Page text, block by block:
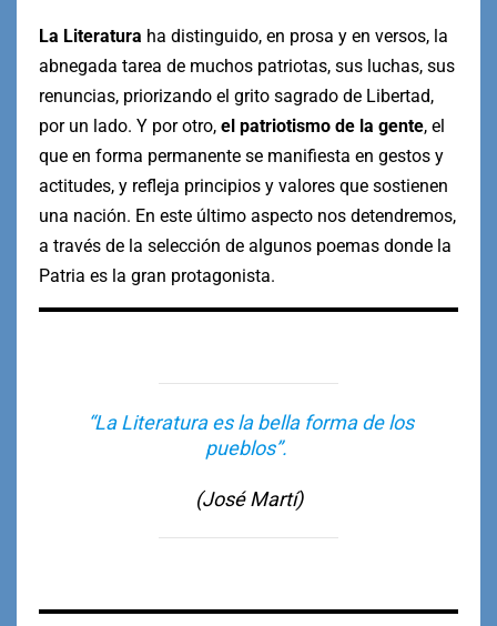
La Literatura ha distinguido, en prosa y en versos, la
abnegada tarea de muchos patriotas, sus luchas, sus
renuncias, priorizando el grito sagrado de Libertad,
por un lado. Y por otro, el patriotismo de la gente, el
que en forma permanente se manifiesta en gestos y
actitudes, y refleja principios y valores que sostienen
una nación. En este último aspecto nos detendremos,
a través de la selección de algunos poemas donde la
Patria es la gran protagonista.
“La Literatura es la bella forma de los
pueblos”.
(José Martí)